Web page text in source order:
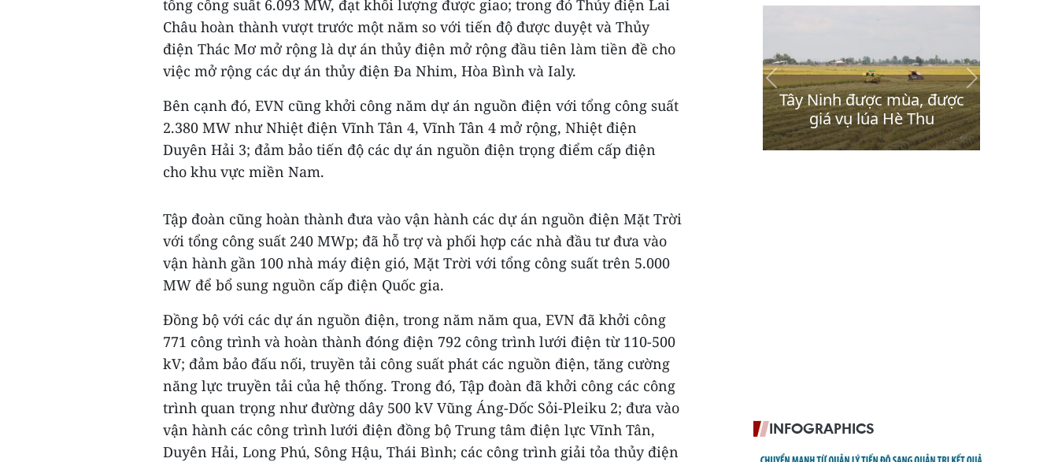
tổng công suất 6.093 MW, đạt khối lượng được giao; trong đó Thủy điện Lai
Châu hoàn thành vượt trước một năm so với tiến độ được duyệt và Thủy
điện Thác Mơ mở rộng là dự án thủy điện mở rộng đầu tiên làm tiền đề cho
việc mở rộng các dự án thủy điện Đa Nhim, Hòa Bình và Ialy.
Bên cạnh đó, EVN cũng khởi công năm dự án nguồn điện với tổng công suất
2.380 MW như Nhiệt điện Vĩnh Tân 4, Vĩnh Tân 4 mở rộng, Nhiệt điện
Duyên Hải 3; đảm bảo tiến độ các dự án nguồn điện trọng điểm cấp điện
cho khu vực miền Nam.
Tập đoàn cũng hoàn thành đưa vào vận hành các dự án nguồn điện Mặt Trời
với tổng công suất 240 MWp; đã hỗ trợ và phối hợp các nhà đầu tư đưa vào
vận hành gần 100 nhà máy điện gió, Mặt Trời với tổng công suất trên 5.000
MW để bổ sung nguồn cấp điện Quốc gia.
Đồng bộ với các dự án nguồn điện, trong năm năm qua, EVN đã khởi công
771 công trình và hoàn thành đóng điện 792 công trình lưới điện từ 110-500
kV; đảm bảo đấu nối, truyền tải công suất phát các nguồn điện, tăng cường
năng lực truyền tải của hệ thống. Trong đó, Tập đoàn đã khởi công các công
trình quan trọng như đường dây 500 kV Vũng Áng-Dốc Sỏi-Pleiku 2; đưa vào
vận hành các công trình lưới điện đồng bộ Trung tâm điện lực Vĩnh Tân,
Duyên Hải, Long Phú, Sông Hậu, Thái Bình; các công trình giải tỏa thủy điện
INFOGRAPHICS